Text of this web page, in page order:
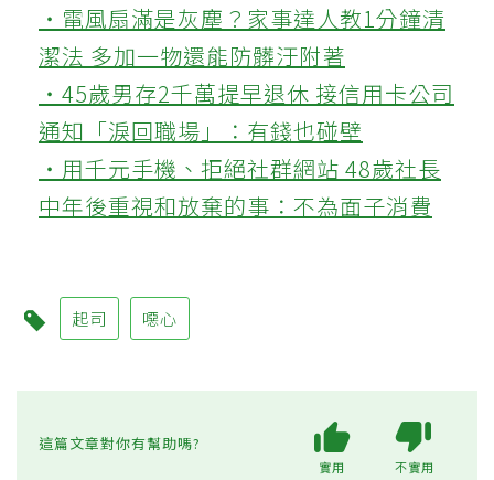
‧電風扇滿是灰塵？家事達人教1分鐘清
潔法 多加一物還能防髒汙附著
‧45歲男存2千萬提早退休 接信用卡公司
通知「淚回職場」：有錢也碰壁
‧用千元手機、拒絕社群網站 48歲社長
中年後重視和放棄的事：不為面子消費
起司 噁心
這篇文章對你有幫助嗎?
實用 不實用